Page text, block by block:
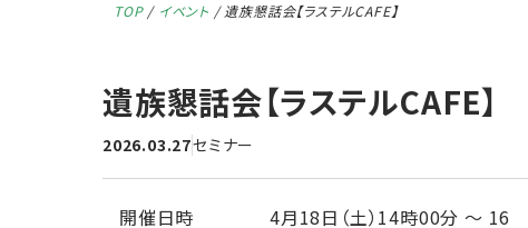
TOP/ イベント /遺族懇話会【ラステルCAFE】
遺族懇話会【ラステルCAFE】
2026.03.27セミナー
開催日時 4月18日（土）14時00分 〜 16